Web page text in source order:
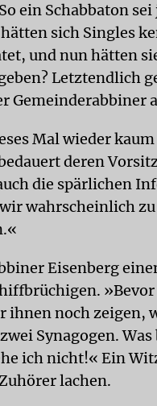
ein Schabbaton sei
sich Singles
und nun hätten
Letztendlich
Mal wieder
deren
die spärlichen
wahrscheinlich
Eisenberg
noch zeigen,
Synagogen.
ich nicht!« Ein
lachen.